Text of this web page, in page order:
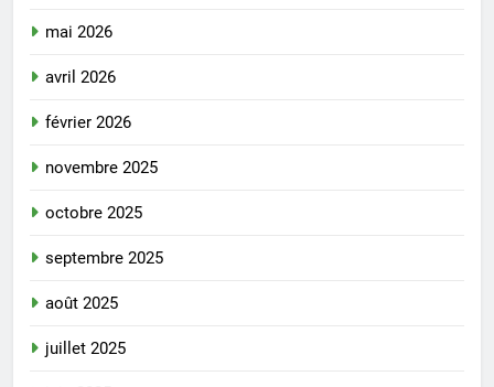
mai 2026
avril 2026
février 2026
novembre 2025
octobre 2025
septembre 2025
août 2025
juillet 2025